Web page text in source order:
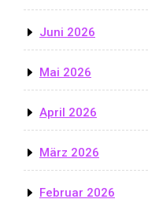
Juni 2026
Mai 2026
April 2026
März 2026
Februar 2026